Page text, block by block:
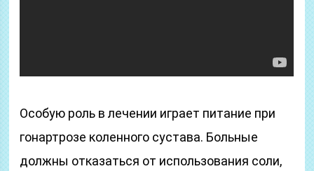
Особую роль в лечении играет питание при
гонартрозе коленного сустава. Больные
должны отказаться от использования соли,